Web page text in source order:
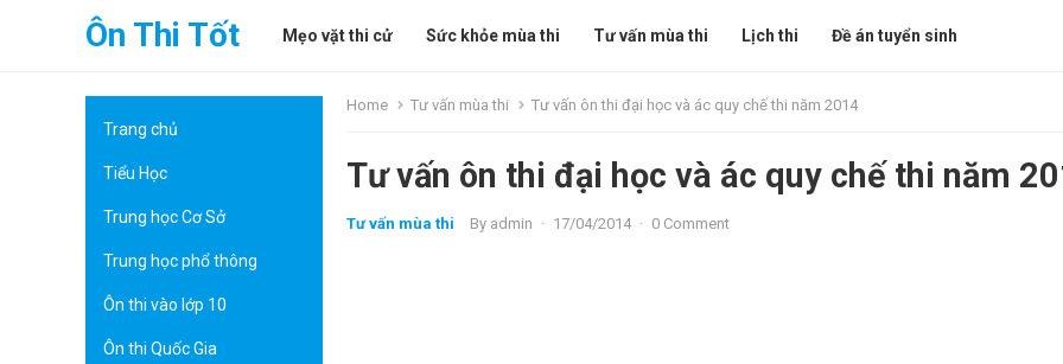
Ôn Thi Tốt Mẹo vặt thi cử Sức khỏe mùa thi Tư vấn mùa thi Lịch thi Đề án tuyển sinh
Trang chủ
Tiểu Học
Trung học Cơ Sở
Trung học phổ thông
Ôn thi vào lớp 10
Ôn thi Quốc Gia
Home Tư vấn mùa thi Tư vấn ôn thi đại học và ác quy chế thi năm 2014
Tư vấn ôn thi đại học và ác quy chế thi năm
Tư vấn mùa thi By admin · 17/04/2014 · 0 Comment